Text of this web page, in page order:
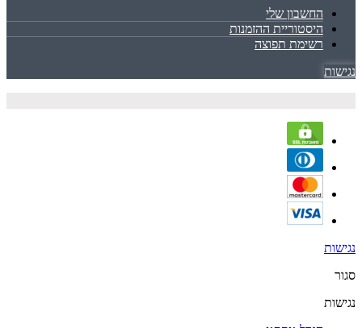
החשבון שלי
היסטוריית ההזמנות
רשימת תפוצה
נגישות
נגישות
סגור
נגישות